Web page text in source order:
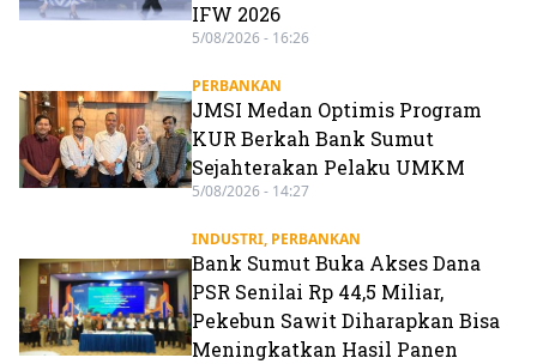
IFW 2026
5/08/2026 - 16:26
PERBANKAN
JMSI Medan Optimis Program
KUR Berkah Bank Sumut
Sejahterakan Pelaku UMKM
5/08/2026 - 14:27
INDUSTRI, PERBANKAN
Bank Sumut Buka Akses Dana
PSR Senilai Rp 44,5 Miliar,
Pekebun Sawit Diharapkan Bisa
Meningkatkan Hasil Panen